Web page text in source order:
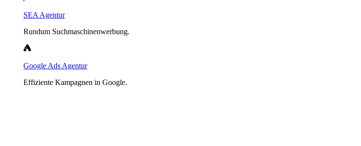
SEA Agentur
Rundum Suchmaschinenwerbung.
Google Ads Agentur
Effiziente Kampagnen in Google.